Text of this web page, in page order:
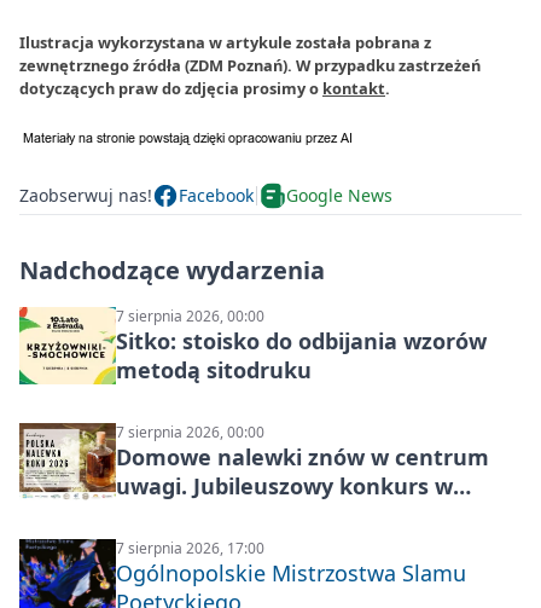
Ilustracja wykorzystana w artykule została pobrana z
zewnętrznego źródła (ZDM Poznań). W przypadku zastrzeżeń
dotyczących praw do zdjęcia prosimy o kontakt.
Zaobserwuj nas! Facebook Google News
Nadchodzące wydarzenia
7 sierpnia 2026, 00:00
Sitko: stoisko do odbijania wzorów
metodą sitodruku
7 sierpnia 2026, 00:00
Domowe nalewki znów w centrum
uwagi. Jubileuszowy konkurs w
7 sierpnia 2026, 17:00
Ogólnopolskie Mistrzostwa Slamu
Poetyckiego